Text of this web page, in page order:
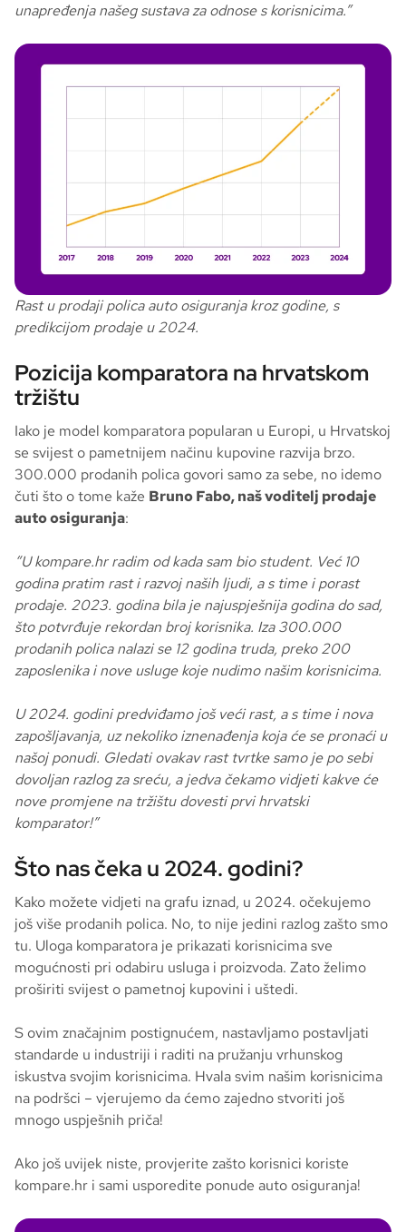
unapređenja našeg sustava za odnose s korisnicima.”
Rast u prodaji polica auto osiguranja kroz godine, s
predikcijom prodaje u 2024.
Pozicija komparatora na hrvatskom
tržištu
Iako je model komparatora popularan u Europi, u Hrvatskoj
se svijest o pametnijem načinu kupovine razvija brzo.
300.000 prodanih polica govori samo za sebe, no idemo
čuti što o tome kaže Bruno Fabo, naš voditelj prodaje
auto osiguranja:
“U kompare.hr radim od kada sam bio student. Već 10
godina pratim rast i razvoj naših ljudi, a s time i porast
prodaje. 2023. godina bila je najuspješnija godina do sad,
što potvrđuje rekordan broj korisnika. Iza 300.000
prodanih polica nalazi se 12 godina truda, preko 200
zaposlenika i nove usluge koje nudimo našim korisnicima.
U 2024. godini predviđamo još veći rast, a s time i nova
zapošljavanja, uz nekoliko iznenađenja koja će se pronaći u
našoj ponudi. Gledati ovakav rast tvrtke samo je po sebi
dovoljan razlog za sreću, a jedva čekamo vidjeti kakve će
nove promjene na tržištu dovesti prvi hrvatski
komparator!”
Što nas čeka u 2024. godini?
Kako možete vidjeti na grafu iznad, u 2024. očekujemo
još više prodanih polica. No, to nije jedini razlog zašto smo
tu. Uloga komparatora je prikazati korisnicima sve
mogućnosti pri odabiru usluga i proizvoda. Zato želimo
proširiti svijest o pametnoj kupovini i uštedi.
S ovim značajnim postignućem, nastavljamo postavljati
standarde u industriji i raditi na pružanju vrhunskog
iskustva svojim korisnicima. Hvala svim našim korisnicima
na podršci – vjerujemo da ćemo zajedno stvoriti još
mnogo uspješnih priča!
Ako još uvijek niste, provjerite zašto korisnici koriste
kompare.hr i sami usporedite ponude auto osiguranja!